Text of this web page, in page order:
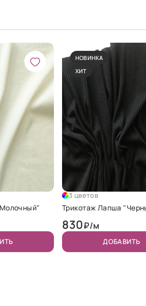
НОВИНКА
ХИТ
3 цветов
Трикотаж Лапша
830₽/м
ДОБАВИТЬ